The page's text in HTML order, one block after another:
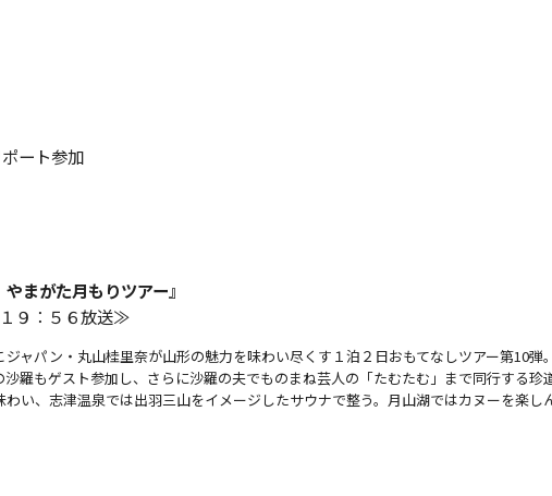
ート参加
まがた月もりツアー』
９：５６放送≫
ャパン・丸山桂里奈が山形の魅力を味わい尽くす１泊２日おもてなしツアー第10弾
羅もゲスト参加し、さらに沙羅の夫でものまね芸人の「たむたむ」まで同行する
い、志津温泉では出羽三山をイメージしたサウナで整う。月山湖ではカヌーを楽し